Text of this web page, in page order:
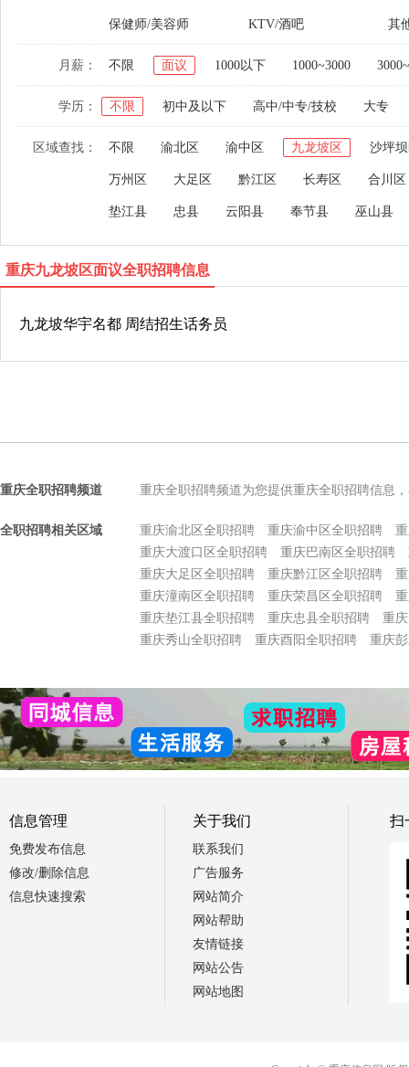
保健师/美容师 KTV/酒吧 其
月薪： 不限 面议 1000以下 1000~3000
学历： 不限 初中及以下 高中/中专/技校 大专
区域查找： 不限 渝北区 渝中区 九龙坡区 沙坪
万州区 大足区 黔江区 长寿区 合川区
垫江县 忠县 云阳县 奉节县 巫山县
重庆九龙坡区面议全职招聘信息
九龙坡华宇名都 周结招生话务员
重庆全职招聘频道 重庆全职招聘频道为您提供重庆全职招聘信息
全职招聘相关区域 重庆渝北区全职招聘 重庆渝中区全职招聘
重庆大渡口区全职招聘
重庆巴南区全职招聘
重庆大足区全职招聘
重庆黔江区全职招聘
重庆潼南区全职招聘
重庆荣昌区全职招聘
重庆垫江县全职招聘
重庆忠县全职招聘
重
重庆秀山全职招聘
重庆酉阳全职招聘 重庆
信息管理
免费发布信息
修改/删除信息
信息快速搜索
关于我们
联系我们
广告服务
网站简介
网站帮助
友情链接
网站公告
网站地图
扫